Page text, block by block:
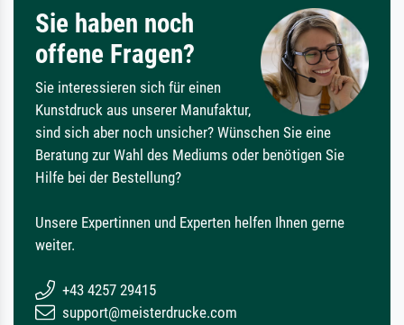
Sie haben noch
offene Fragen?
Sie interessieren sich für einen
Kunstdruck aus unserer Manufaktur,
sind sich aber noch unsicher? Wünschen Sie eine
Beratung zur Wahl des Mediums oder benötigen Sie
Hilfe bei der Bestellung?
Unsere Expertinnen und Experten helfen Ihnen gerne
weiter.
+43 4257 29415
support@meisterdrucke.com